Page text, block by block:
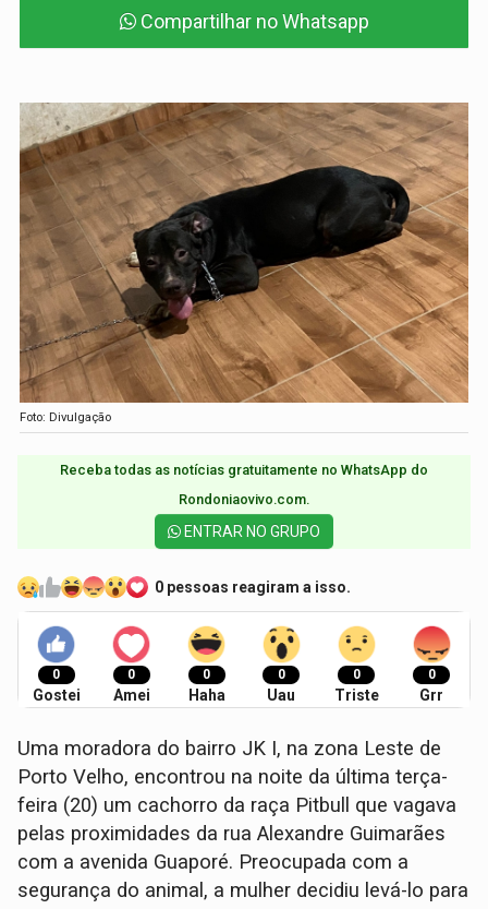
Compartilhar no Whatsapp
Foto: Divulgação
Receba todas as notícias gratuitamente no WhatsApp do
Rondoniaovivo.com.​
ENTRAR NO GRUPO
0 pessoas reagiram a isso.
0
Gostei
0
Amei
0
Haha
0
Uau
0
Triste
0
Grr
Uma moradora do bairro JK I, na zona Leste de
Porto Velho, encontrou na noite da última terça-
feira (20) um cachorro da raça Pitbull que vagava
pelas proximidades da rua Alexandre Guimarães
com a avenida Guaporé. Preocupada com a
segurança do animal, a mulher decidiu levá-lo para